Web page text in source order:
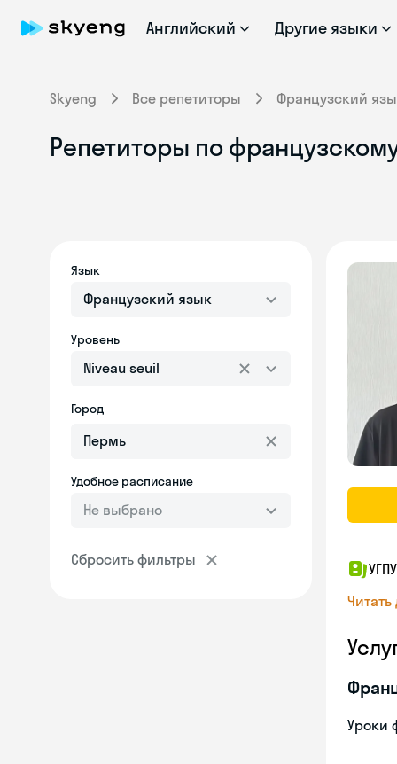
Английский Другие языки
Skyeng Все репетиторы Французский
Репетиторы по
Язык
Французский язык
Уровень
Niveau seuil
Город
Удобное расписание
Не выбрано
Сбросить фильтры
УГПУ
Уроки